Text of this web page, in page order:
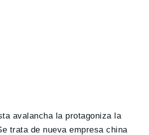
avalancha la protagoniza la
trata de nueva empresa china